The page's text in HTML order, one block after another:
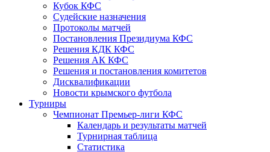
Кубок КФС
Судейские назначения
Протоколы матчей
Постановления Президиума КФС
Решения КДК КФС
Решения АК КФС
Решения и постановления комитетов
Дисквалификации
Новости крымского футбола
Турниры
Чемпионат Премьер-лиги КФС
Календарь и результаты матчей
Турнирная таблица
Статистика